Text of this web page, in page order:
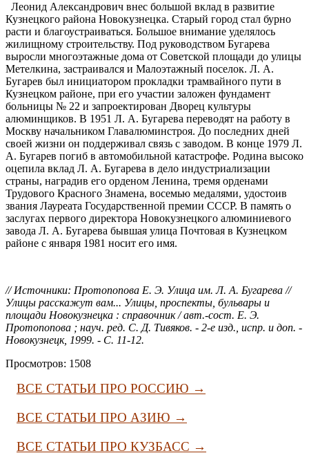
Леонид Александрович внес большой вклад в развитие
Кузнецкого района Новокузнецка. Старый город стал бурно
расти и благоустраиваться. Большое внимание уделялось
жилищному строительству. Под руководством Бугарева
выросли многоэтажные дома от Советской площади до улицы
Метелкина, застраивался и Малоэтажный поселок. Л. А.
Бугарев был инициатором прокладки трамвайного пути в
Кузнецком районе, при его участии заложен фундамент
больницы № 22 и запроектирован Дворец культуры
алюминщиков. В 1951 Л. А. Бугарева переводят на работу в
Москву начальником Главалюминстроя. До последних дней
своей жизни он поддерживал связь с заводом. В конце 1979 Л.
А. Бугарев погиб в автомобильной катастрофе. Родина высоко
оцепила вклад Л. А. Бугарева в дело индустриализации
страны, наградив его орденом Ленина, тремя орденами
Трудового Красного Знамена, восемью медалями, удостоив
звания Лауреата Государственной премии СССР. В память о
заслугах первого директора Новокузнецкого алюминиевого
завода Л. А. Бугарева бывшая улица Почтовая в Кузнецком
районе с января 1981 носит его имя.
// Источники: Протопопова Е. Э. Улица им. Л. А. Бугарева //
Улицы расскажут вам... Улицы, проспекты, бульвары и
площади Новокузнецка : справочник / авт.-сост. Е. Э.
Протопопова ; науч. ред. С. Д. Тивяков. - 2-е изд., испр. и доп. -
Новокузнецк, 1999. - С. 11-12.
Просмотров: 1508
ВСЕ СТАТЬИ ПРО РОССИЮ →
ВСЕ СТАТЬИ ПРО АЗИЮ →
ВСЕ СТАТЬИ ПРО КУЗБАСС →